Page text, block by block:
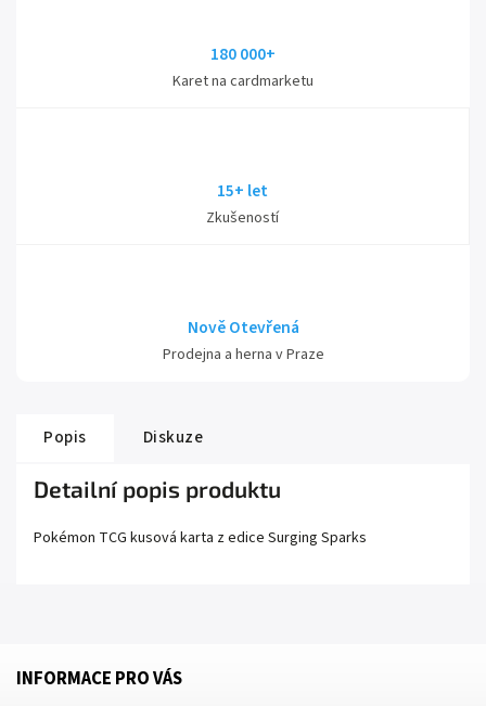
180 000+
Karet na cardmarketu
15+ let
Zkušeností
Nově Otevřená
Prodejna a herna v Praze
Popis Diskuze
Detailní popis produktu
Pokémon TCG kusová karta z edice Surging Sparks
INFORMACE PRO VÁS